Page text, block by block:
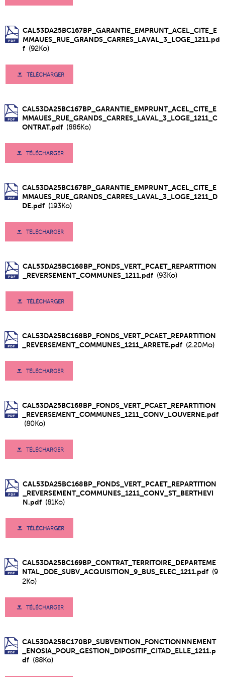
CAL53DA25BC167BP_GARANTIE_EMPRUNT_ACEL_CITE_E
MMAUES_RUE_GRANDS_CARRES_LAVAL_3_LOGE_1211.pd
f (92Ko)
TÉLÉCHARGER
CAL53DA25BC167BP_GARANTIE_EMPRUNT_ACEL_CITE_E
MMAUES_RUE_GRANDS_CARRES_LAVAL_3_LOGE_1211_C
ONTRAT.pdf (886Ko)
TÉLÉCHARGER
CAL53DA25BC167BP_GARANTIE_EMPRUNT_ACEL_CITE_E
MMAUES_RUE_GRANDS_CARRES_LAVAL_3_LOGE_1211_D
DE.pdf (193Ko)
TÉLÉCHARGER
CAL53DA25BC168BP_FONDS_VERT_PCAET_REPARTITION
_REVERSEMENT_COMMUNES_1211.pdf (93Ko)
TÉLÉCHARGER
CAL53DA25BC168BP_FONDS_VERT_PCAET_REPARTITION
_REVERSEMENT_COMMUNES_1211_ARRETE.pdf (2.20Mo)
TÉLÉCHARGER
CAL53DA25BC168BP_FONDS_VERT_PCAET_REPARTITION
_REVERSEMENT_COMMUNES_1211_CONV_LOUVERNE.pdf
(80Ko)
TÉLÉCHARGER
CAL53DA25BC168BP_FONDS_VERT_PCAET_REPARTITION
_REVERSEMENT_COMMUNES_1211_CONV_ST_BERTHEVI
N.pdf (81Ko)
TÉLÉCHARGER
CAL53DA25BC169BP_CONTRAT_TERRITOIRE_DEPARTEME
NTAL_DDE_SUBV_ACQUISITION_9_BUS_ELEC_1211.pdf (9
2Ko)
TÉLÉCHARGER
CAL53DA25BC170BP_SUBVENTION_FONCTIONNNEMENT
_ENOSIA_POUR_GESTION_DIPOSITIF_CITAD_ELLE_1211.p
df (88Ko)